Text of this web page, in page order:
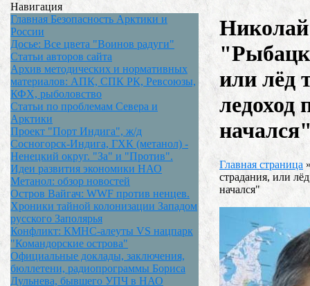
Навигация
Главная Безопасность Арктики и
России
Досье: Все цвета "Воинов радуги"
Статьи авторов сайта
Архив методических и нормативных
материалов: АПК, СПК РК, Ревсоюзы,
КФХ, рыболовство
Статьи по проблемам Севера и
Арктики
Проект "Порт Индига", ж/д
Сосногорск-Индига, ГХК (метанол) -
Ненецкий округ. "За" и "Против".
Идеи развития экономики НАО
Метанол: обзор новостей
Остров Вайгач: WWF против ненцев.
Хроники тайной колонизации Западом
русского Заполярья
Конфликт: КМНС-алеуты VS нацпарк
"Командорские острова"
Официальные доклады, заключения,
бюллетени, радиопрограммы Бориса
Дульнева, бывшего УПЧ в НАО
или лёд
ледоход
Главная страница
страдания, или
начался"